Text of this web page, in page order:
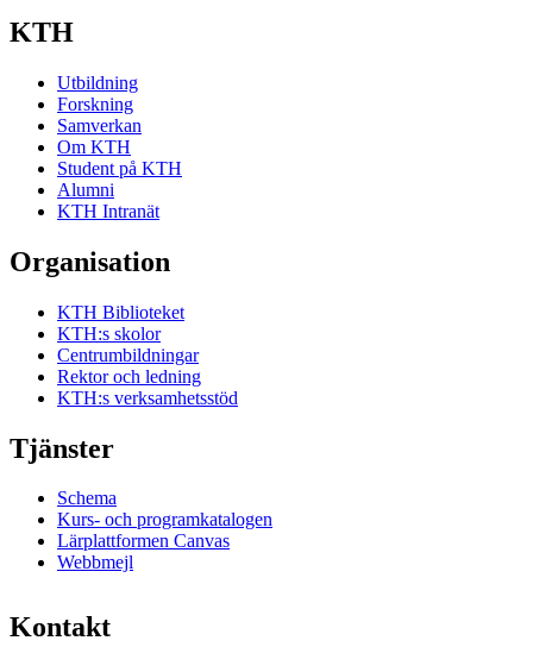
KTH
Utbildning
Forskning
Samverkan
Om KTH
Student på KTH
Alumni
KTH Intranät
Organisation
KTH Biblioteket
KTH:s skolor
Centrumbildningar
Rektor och ledning
KTH:s verksamhetsstöd
Tjänster
Schema
Kurs- och programkatalogen
Lärplattformen Canvas
Webbmejl
Kontakt